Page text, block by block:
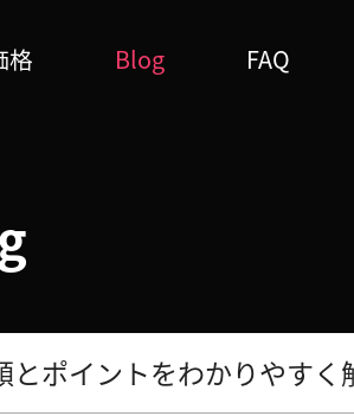
格 Blog FAQ
ポイントをわかりやすく